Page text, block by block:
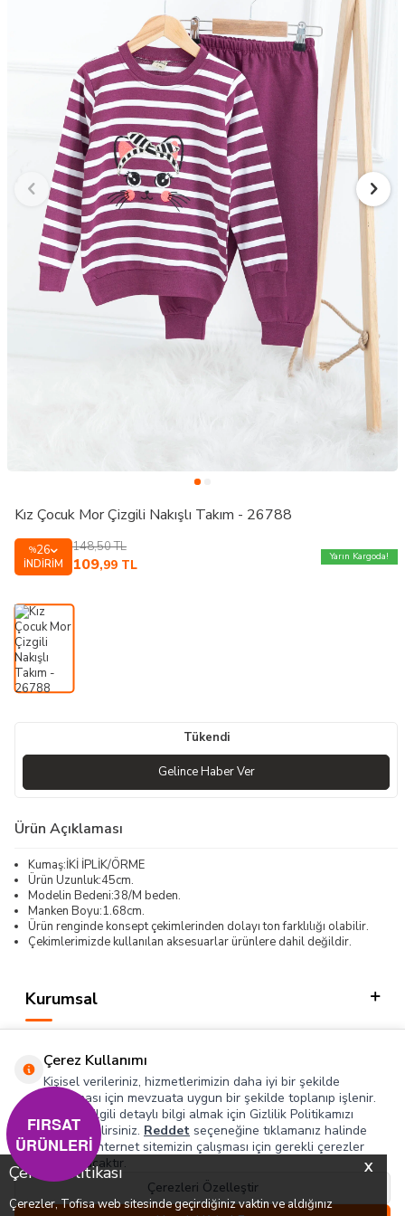
X
Çerez Politikası
Çerezler, Tofisa web sitesinde geçirdiğiniz vaktin ve aldığınız
0
Kız Çocuk Mor Çizgili Nakışlı Takım - 26788
%26
İNDIRIM
148,50TL
109,99 TL
Yarın Kargoda!
Tükendi
Gelince Haber Ver
Ürün Açıklaması
Kumaş:İKİ İPLİK/ÖRME
Ürün Uzunluk:45cm.
Modelin Bedeni:38/M beden.
Manken Boyu:1.68cm.
Ürün renginde konsept çekimlerinden dolayı ton farklılığı olabilir.
Çekimlerimizde kullanılan aksesuarlar ürünlere dahil değildir.
Kurumsal
Hızlı Erişim
Sosyal
Adres & İletişim
Çerez Kullanımı
Kişisel verileriniz, hizmetlerimizin daha iyi bir şekilde
sunulması için mevzuata uygun bir şekilde toplanıp işlenir.
Konuyla ilgili detaylı bilgi almak için Gizlilik Politikamızı
inceleyebilirsiniz. Reddet seçeneğine tıklamanız halinde
yalnızca internet sitemizin çalışması için gerekli çerezler
kullanılacaktır.
Çerezleri Özelleştir
FIRSAT
ÜRÜNLERİ